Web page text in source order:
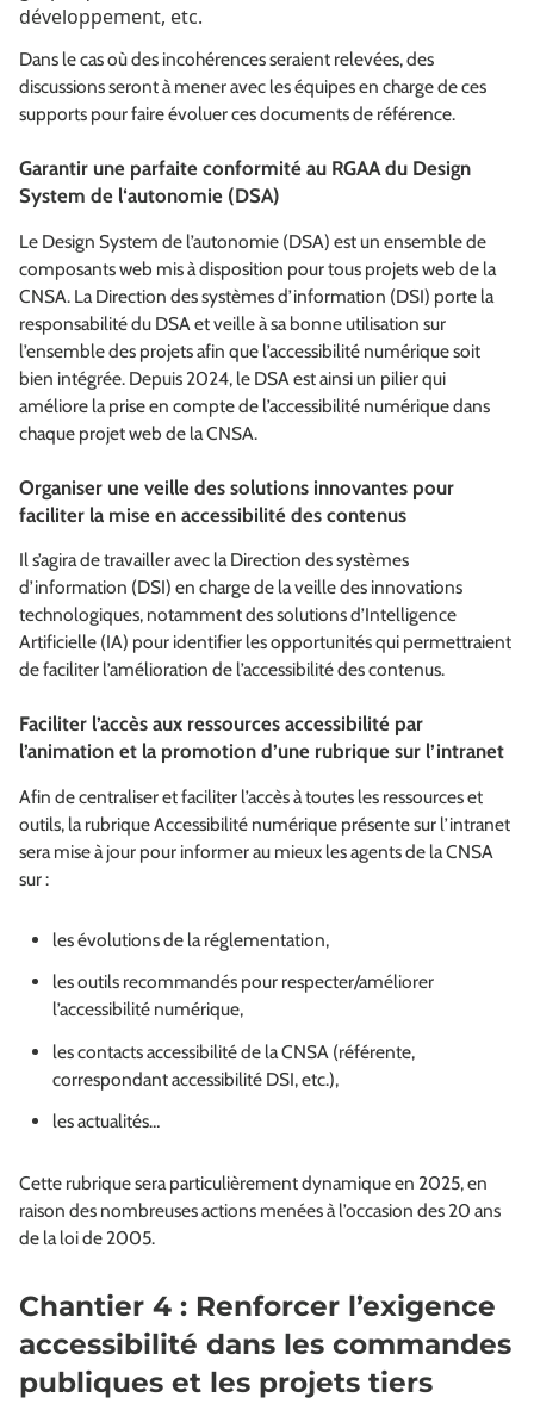
développement, etc.
Dans le cas où des incohérences seraient relevées, des
discussions seront à mener avec les équipes en charge de ces
supports pour faire évoluer ces documents de référence.
Garantir une parfaite conformité au RGAA du Design
System de l‘autonomie (DSA)
Le Design System de l’autonomie (DSA) est un ensemble de
composants web mis à disposition pour tous projets web de la
CNSA. La Direction des systèmes d’information (DSI) porte la
responsabilité du DSA et veille à sa bonne utilisation sur
l’ensemble des projets afin que l’accessibilité numérique soit
bien intégrée. Depuis 2024, le DSA est ainsi un pilier qui
améliore la prise en compte de l’accessibilité numérique dans
chaque projet web de la CNSA.
Organiser une veille des solutions innovantes pour
faciliter la mise en accessibilité des contenus
Il s’agira de travailler avec la Direction des systèmes
d’information (DSI) en charge de la veille des innovations
technologiques, notamment des solutions d’Intelligence
Artificielle (IA) pour identifier les opportunités qui permettraient
de faciliter l’amélioration de l’accessibilité des contenus.
Faciliter l’accès aux ressources accessibilité par
l’animation et la promotion d’une rubrique sur l’intranet
Afin de centraliser et faciliter l’accès à toutes les ressources et
outils, la rubrique Accessibilité numérique présente sur l’intranet
sera mise à jour pour informer au mieux les agents de la CNSA
sur :
les évolutions de la réglementation,
les outils recommandés pour respecter/améliorer
l’accessibilité numérique,
les contacts accessibilité de la CNSA (référente,
correspondant accessibilité DSI, etc.),
les actualités…
Cette rubrique sera particulièrement dynamique en 2025, en
raison des nombreuses actions menées à l’occasion des 20 ans
de la loi de 2005.
Chantier 4 : Renforcer l’exigence
accessibilité dans les commandes
publiques et les projets tiers